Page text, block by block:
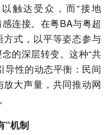
触达受众，而“接地
感连接。在粤BA与粤超
式，以平等姿态参与
的深层转变。这种“共
导性的动态平衡：民间
大声量，共同推动网
”机制